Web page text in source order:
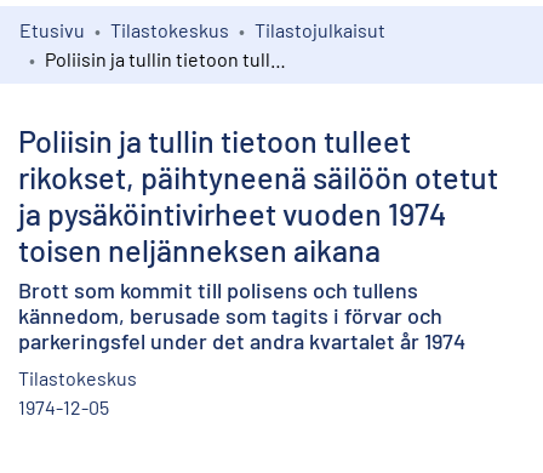
Kokoelmat
Etusivu Tilastokeskus
Tilastojulkaisut
Poliisin ja tullin tietoon tulleet
rikokset, päihtyneenä säilöön otetut
ja pysäköintivirheet vuoden 1974
toisen neljänneksen aikana
Brott som kommit till polisens och tullens
kännedom, berusade som tagits i förvar och
parkeringsfel under det andra kvartalet år 1974
Tilastokeskus
1974-12-05